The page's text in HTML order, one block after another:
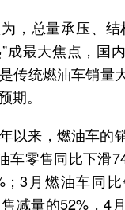
，总量承压、结
成最大焦点，国
传统燃油车销量
期。
以来，燃油车的
车零售同比下滑
；3月燃油车同
减量的52%，4